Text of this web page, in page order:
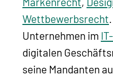
Wettbewerbsrecht
Unternehmen im
digitalen
seine Mandanten